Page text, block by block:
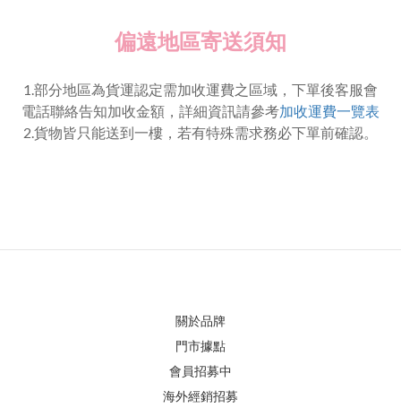
偏遠地區寄送須知
1.部分地區為貨運認定需加收運費之區域，下單後客服會
電話聯絡告知加收金額，詳細資訊請參考加收運費一覽表
2.貨物皆只能送到一樓，若有特殊需求務必下單前確認。
關於品牌
門市據點
會員招募中
海外經銷招募